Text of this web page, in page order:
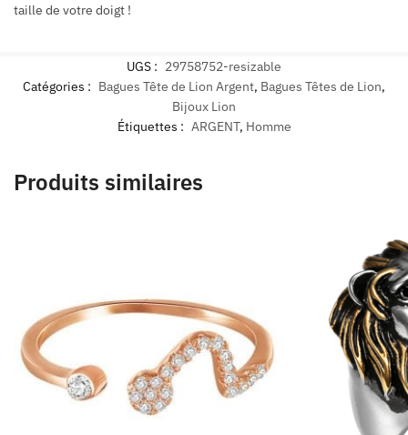
taille de votre doigt !
UGS : 29758752-resizable
Catégories : Bagues Tête de Lion Argent, Bagues Têtes de Lion,
Bijoux Lion
Étiquettes : ARGENT, Homme
Produits similaires